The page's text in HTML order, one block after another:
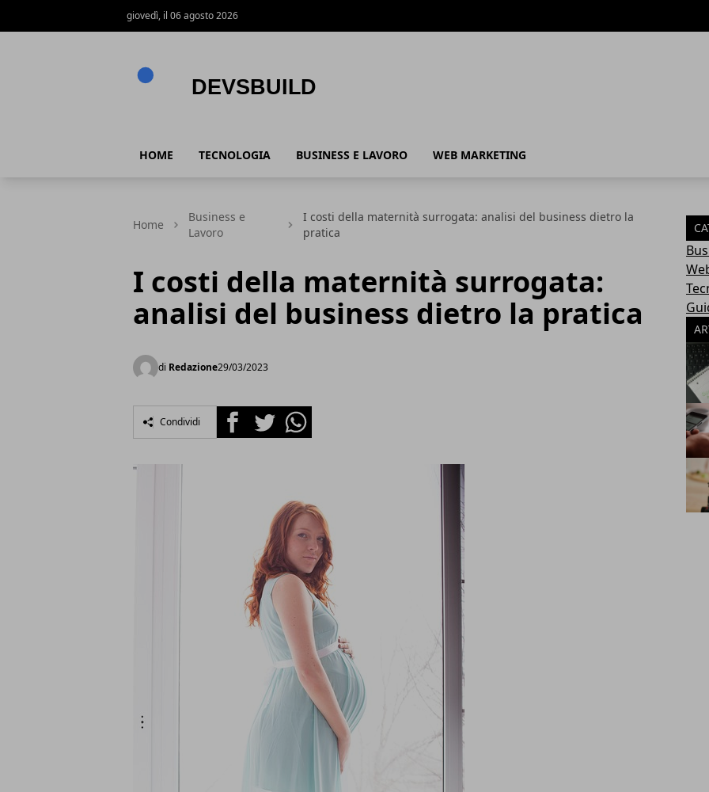
giovedì, il 06 agosto 2026
HOME TECNOLOGIA BUSINESS E LAVORO WEB MARKETING
Home
Business e
Lavoro
I costi della maternità surrogata: analisi del business dietro la
pratica
I costi della maternità surrogata:
analisi del business dietro la pratica
di Redazione29/03/2023
Condividi FacebookTwitterWhatsapp